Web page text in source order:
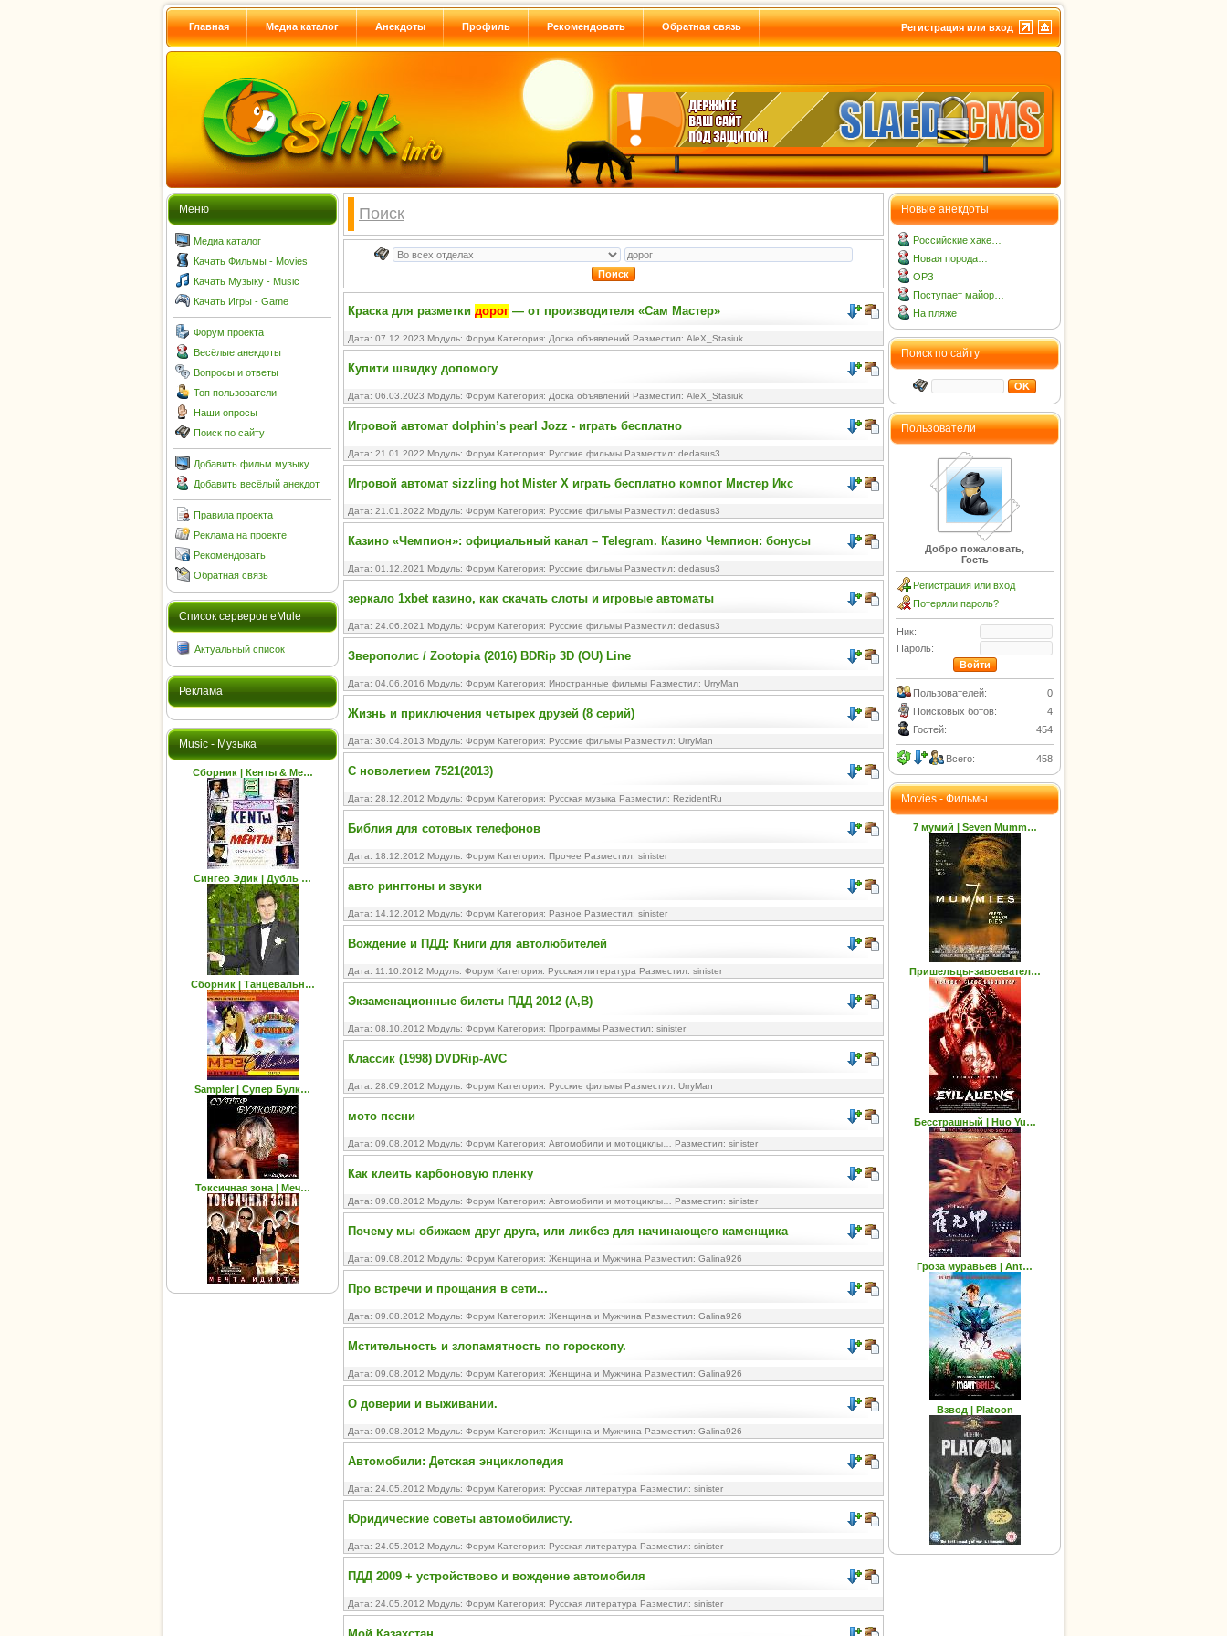
Регистрация или вход
Главная Медиа каталог Анекдоты Профиль Рекомендовать Обратная связь
Меню
Медиа каталог
Качать Фильмы - Movies
Качать Музыку - Music
Качать Игры - Game
Форум проекта
Весёлые анекдоты
Вопросы и ответы
Топ пользователи
Наши опросы
Поиск по сайту
Добавить фильм музыку
Добавить весёлый анекдот
Правила проекта
Реклама на проекте
Рекомендовать
Обратная связь
Cписок серверов eMule
Актуальный список
Реклама
Music - Музыка
Сборник | Кенты & Ме…
Сингео Эдик | Дубль …
Сборник | Танцевальн…
Sampler | Cупер Булк…
Токсичная зона | Меч…
Поиск
Краска для разметки дорог — от производителя «Сам Мастер»
Дата: 07.12.2023 Модуль: Форум Категория: Доска объявлений Разместил: AleX_Stasiuk
Купити швидку допомогу
Дата: 06.03.2023 Модуль: Форум Категория: Доска объявлений Разместил: AleX_Stasiuk
Игровой автомат dolphin’s pearl Jozz - играть бесплатно
Дата: 21.01.2022 Модуль: Форум Категория: Русские фильмы Разместил: dedasus3
Игровой автомат sizzling hot Mister X играть бесплатно компот Мистер Икс
Дата: 21.01.2022 Модуль: Форум Категория: Русские фильмы Разместил: dedasus3
Казино «Чемпион»: официальный канал – Telegram. Казино Чемпион: бонусы
Дата: 01.12.2021 Модуль: Форум Категория: Русские фильмы Разместил: dedasus3
зеркало 1xbet казино, как скачать слоты и игровые автоматы
Дата: 24.06.2021 Модуль: Форум Категория: Русские фильмы Разместил: dedasus3
Зверополис / Zootopia (2016) BDRip 3D (OU) Line
Дата: 04.06.2016 Модуль: Форум Категория: Иностранные фильмы Разместил: UrryMan
Жизнь и приключения четырех друзей (8 серий)
Дата: 30.04.2013 Модуль: Форум Категория: Русские фильмы Разместил: UrryMan
С новолетием 7521(2013)
Дата: 28.12.2012 Модуль: Форум Категория: Русская музыка Разместил: RezidentRu
Библия для сотовых телефонов
Дата: 18.12.2012 Модуль: Форум Категория: Прочее Разместил: sinister
авто рингтоны и звуки
Дата: 14.12.2012 Модуль: Форум Категория: Разное Разместил: sinister
Вождение и ПДД: Книги для автолюбителей
Дата: 11.10.2012 Модуль: Форум Категория: Русская литература Разместил: sinister
Экзаменационные билеты ПДД 2012 (A,B)
Дата: 08.10.2012 Модуль: Форум Категория: Программы Разместил: sinister
Классик (1998) DVDRip-AVC
Дата: 28.09.2012 Модуль: Форум Категория: Русские фильмы Разместил: UrryMan
мото песни
Дата: 09.08.2012 Модуль: Форум Категория: Автомобили и мотоциклы… Разместил: sinister
Как клеить карбоновую пленку
Дата: 09.08.2012 Модуль: Форум Категория: Автомобили и мотоциклы… Разместил: sinister
Почему мы обижаем друг друга, или ликбез для начинающего каменщика
Дата: 09.08.2012 Модуль: Форум Категория: Женщина и Мужчина Разместил: Galina926
Про встречи и прощания в сети...
Дата: 09.08.2012 Модуль: Форум Категория: Женщина и Мужчина Разместил: Galina926
Мстительность и злопамятность по гороскопу.
Дата: 09.08.2012 Модуль: Форум Категория: Женщина и Мужчина Разместил: Galina926
О доверии и выживании.
Дата: 09.08.2012 Модуль: Форум Категория: Женщина и Мужчина Разместил: Galina926
Автомобили: Детская энциклопедия
Дата: 24.05.2012 Модуль: Форум Категория: Русская литература Разместил: sinister
Юридические советы автомобилисту.
Дата: 24.05.2012 Модуль: Форум Категория: Русская литература Разместил: sinister
ПДД 2009 + устройствово и вождение автомобиля
Дата: 24.05.2012 Модуль: Форум Категория: Русская литература Разместил: sinister
Новые анекдоты
Российские хаке…
Новая порода…
ОРЗ
Поступает майор…
На пляже
Поиск по сайту
Пользователи
Добро пожаловать,
Гость
Регистрация или вход
Потеряли пароль?
Ник:
Пароль:
Пользователей:
0
Поисковых ботов:
4
Гостей:
454
Всего: 458
Movies - Фильмы
7 мумий | Seven Mumm…
Пришельцы-завоевател…
Бесстрашный | Huo Yu…
Гроза муравьев | Ant…
Взвод | Platoon